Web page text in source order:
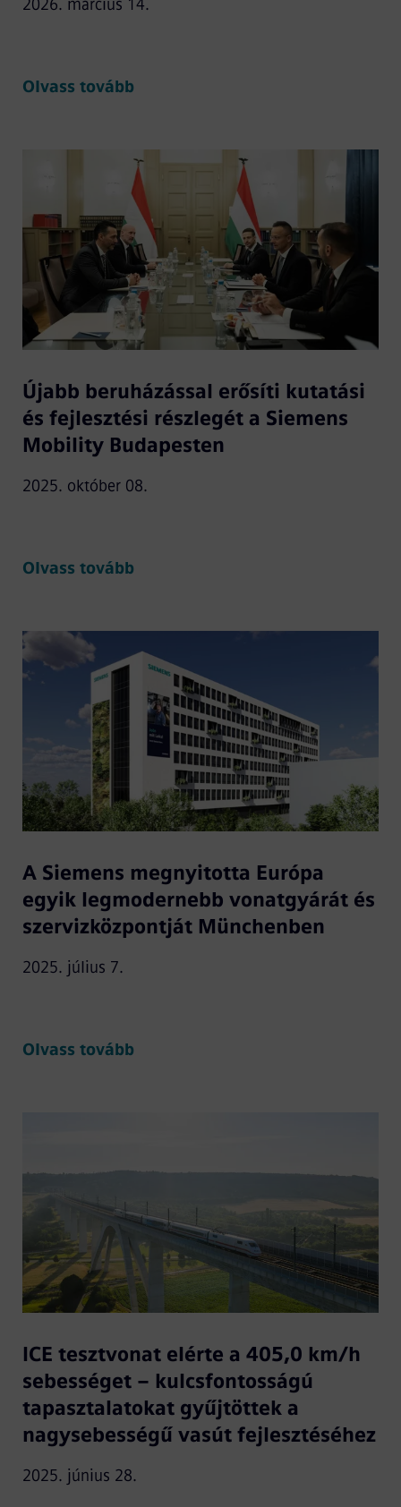
2026. március 14.
Olvass tovább
Újabb beruházással erősíti kutatási
és fejlesztési részlegét a Siemens
Mobility Budapesten
2025. október 08.
Olvass tovább
A Siemens megnyitotta Európa
egyik legmodernebb vonatgyárát és
szervizközpontját Münchenben
2025. július 7.
Olvass tovább
ICE tesztvonat elérte a 405,0 km/h
sebességet – kulcsfontosságú
tapasztalatokat gyűjtöttek a
nagysebességű vasút fejlesztéséhez
2025. június 28.